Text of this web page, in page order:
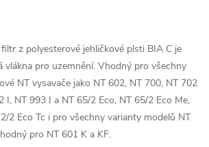
z polyesterové jehličkové plsti BIA C je
vlákna pro uzemnění. Vhodný pro všechny
NT vysavače jako NT 602, NT 700, NT 702
I, NT 993 I a NT 65/2 Eco, NT 65/2 Eco Me,
2 Eco Tc i pro všechny varianty modelů NT
pro NT 601 K a KF.